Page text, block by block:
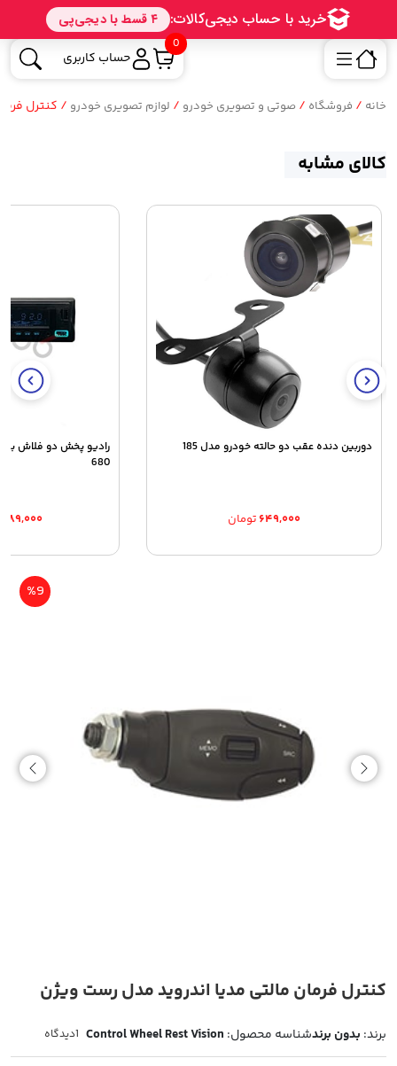
0
حساب کاربری
خانه / فروشگاه / صوتی و تصویری خودرو / لوازم تصویری خودرو / کنترل
کالای مشابه
دوربین دنده عقب دو حالته خودرو مدل 185
۶۴۹,۰۰۰ تومان
680
%9
کنترل فرمان مالتی مدیا اندروید مدل رست ویژن
برند: بدون برندشناسه محصول: Control Wheel Rest Vision
1دیدگاه